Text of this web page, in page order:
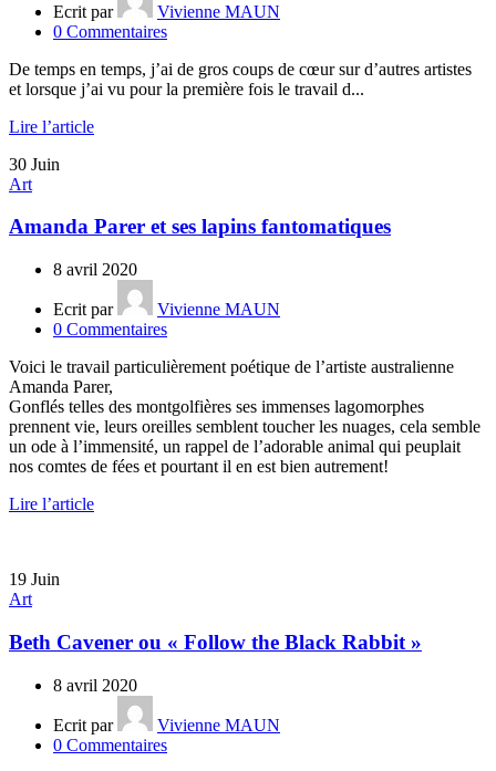
Ecrit par
Vivienne MAUN
0 Commentaires
De temps en temps, j’ai de gros coups de cœur sur d’autres artistes
et lorsque j’ai vu pour la première fois le travail d...
Lire l’article
30 Juin
Art
Amanda Parer et ses lapins fantomatiques
8 avril 2020
Ecrit par
Vivienne MAUN
0 Commentaires
Voici le travail particulièrement poétique de l’artiste australienne
Amanda Parer,
Gonflés telles des montgolfières ses immenses lagomorphes
prennent vie, leurs oreilles semblent toucher les nuages, cela semble
un ode à l’immensité, un rappel de l’adorable animal qui peuplait
nos comtes de fées et pourtant il en est bien autrement!
Lire l’article
19 Juin
Art
Beth Cavener ou « Follow the Black Rabbit »
8 avril 2020
Ecrit par
Vivienne MAUN
0 Commentaires